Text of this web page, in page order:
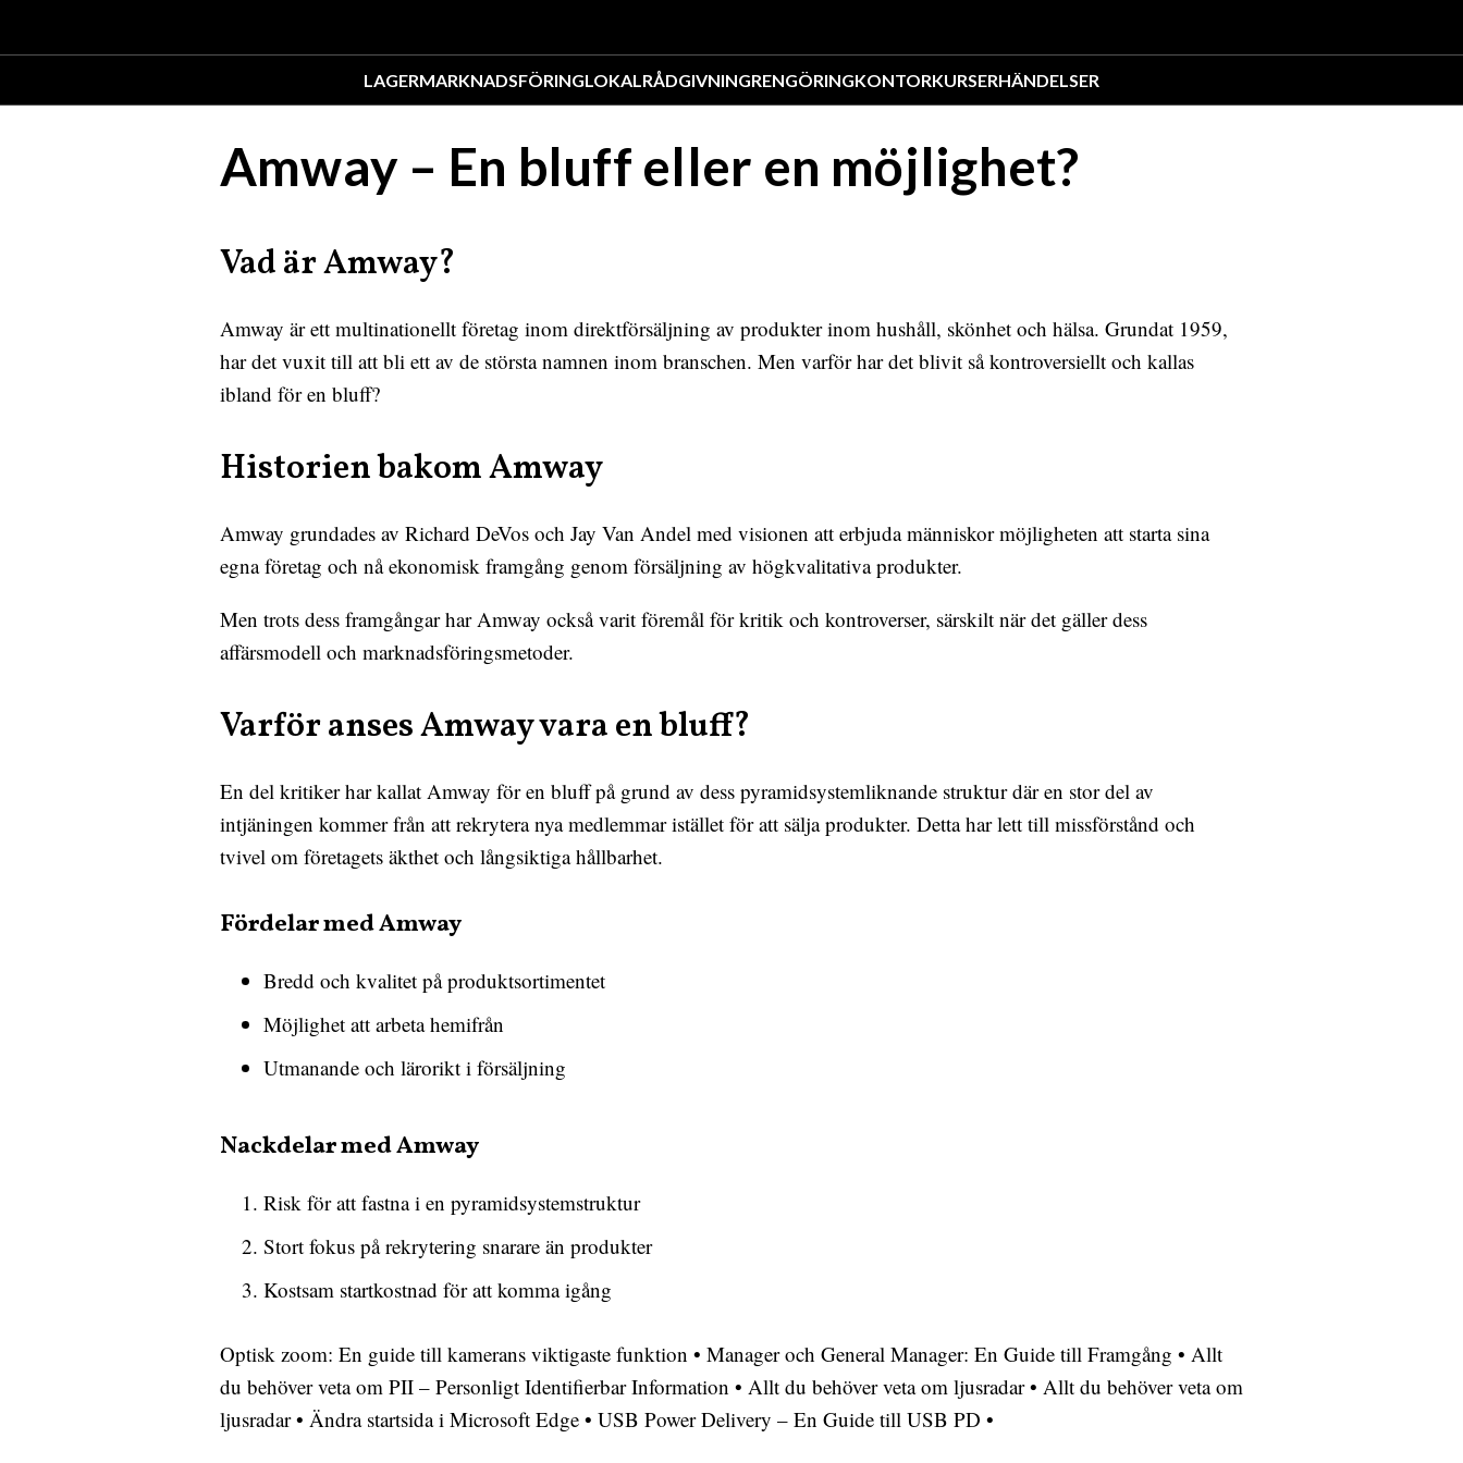
LAGERMARKNADSFÖRINGLOKALRÅDGIVNINGRENGÖRINGKONTORKURSERHÄNDELSER
Amway – En bluff eller en möjlighet?
Vad är Amway?
Amway är ett multinationellt företag inom direktförsäljning av produkter inom hushåll, skönhet och hälsa. Grundat 1959,
har det vuxit till att bli ett av de största namnen inom branschen. Men varför har det blivit så kontroversiellt och kallas
ibland för en bluff?
Historien bakom Amway
Amway grundades av Richard DeVos och Jay Van Andel med visionen att erbjuda människor möjligheten att starta sina
egna företag och nå ekonomisk framgång genom försäljning av högkvalitativa produkter.
Men trots dess framgångar har Amway också varit föremål för kritik och kontroverser, särskilt när det gäller dess
affärsmodell och marknadsföringsmetoder.
Varför anses Amway vara en bluff?
En del kritiker har kallat Amway för en bluff på grund av dess pyramidsystemliknande struktur där en stor del av
intjäningen kommer från att rekrytera nya medlemmar istället för att sälja produkter. Detta har lett till missförstånd och
tvivel om företagets äkthet och långsiktiga hållbarhet.
Fördelar med Amway
Bredd och kvalitet på produktsortimentet
Möjlighet att arbeta hemifrån
Utmanande och lärorikt i försäljning
Nackdelar med Amway
Risk för att fastna i en pyramidsystemstruktur
Stort fokus på rekrytering snarare än produkter
Kostsam startkostnad för att komma igång
Optisk zoom: En guide till kamerans viktigaste funktion • Manager och General Manager: En Guide till Framgång • Allt
du behöver veta om PII – Personligt Identifierbar Information • Allt du behöver veta om ljusradar• Allt du behöver veta om
ljusradar• Ändra startsida i Microsoft Edge • USB Power Delivery – En Guide till USB PD •